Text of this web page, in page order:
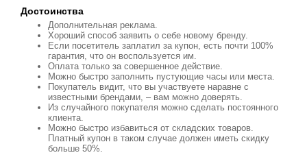
Достоинства
Дополнительная реклама.
Хороший способ заявить о себе новому бренду.
Если посетитель заплатил за купон, есть почти 100%
гарантия, что он воспользуется им.
Оплата только за совершенное действие.
Можно быстро заполнить пустующие часы или места.
Покупатель видит, что вы участвуете наравне с
известными брендами, – вам можно доверять.
Из случайного покупателя можно сделать постоянного
клиента.
Можно быстро избавиться от складских товаров.
Платный купон в таком случае должен иметь скидку
больше 50%.